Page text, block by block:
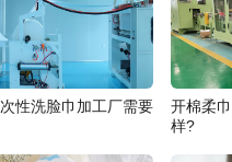
性洗脸巾加工厂需要
开棉柔
样?